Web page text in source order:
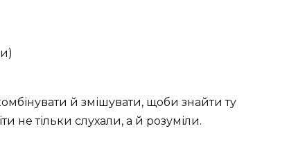
й змішувати, щоби знайти ту
не тільки слухали, а й розуміли.